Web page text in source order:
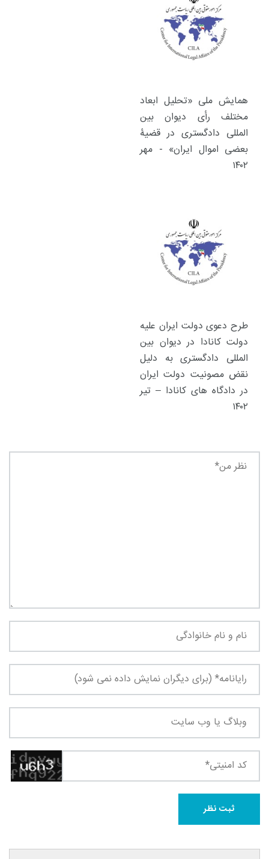
همایش ملی «تحلیل ابعاد
مختلف رأی دیوان بین
المللی دادگستری در قضیۀ
بعضی اموال ایران» - مهر
۱۴۰۲
طرح دعوی دولت ایران علیه
دولت کانادا در دیوان بین
المللی دادگستری به دلیل
نقض مصونیت دولت ایران
در دادگاه های کانادا – تیر
۱۴۰۲